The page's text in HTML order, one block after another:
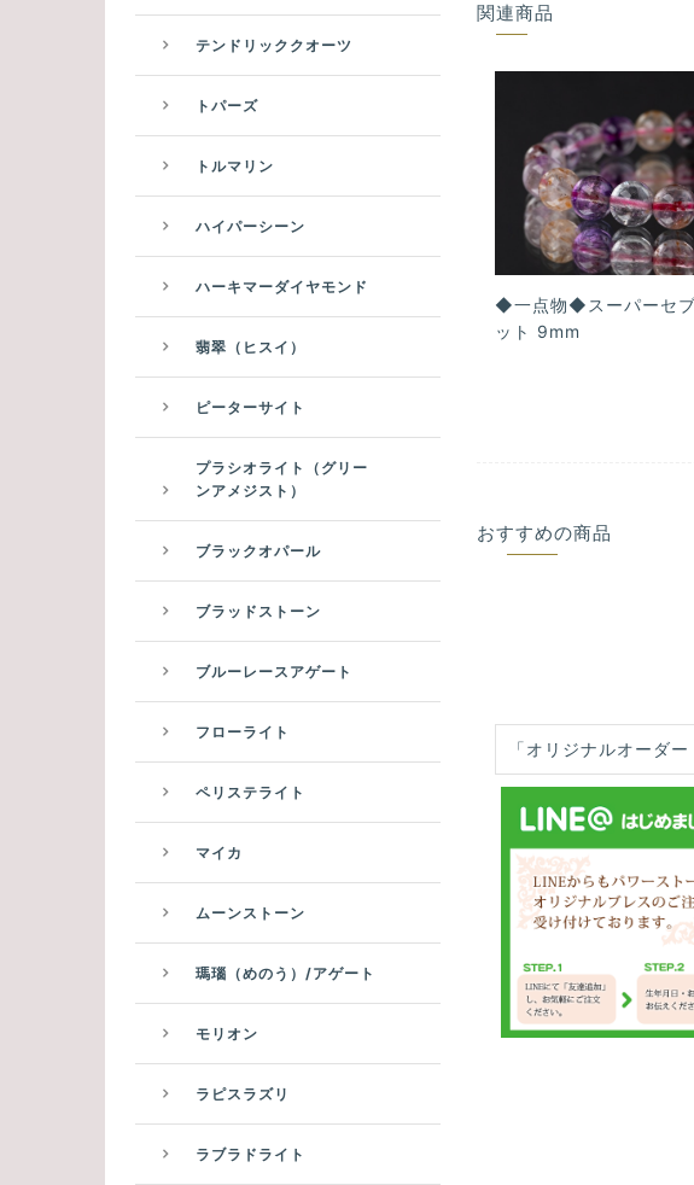
関連商品
◆一点物◆スーパーセ
ット 9mm
おすすめの商品
「オリジナルオーダ
テンドリッククオーツ
トパーズ
トルマリン
ハイパーシーン
ハーキマーダイヤモンド
翡翠（ヒスイ）
ピーターサイト
プラシオライト（グリー
ンアメジスト）
ブラックオパール
ブラッドストーン
ブルーレースアゲート
フローライト
ペリステライト
マイカ
ムーンストーン
瑪瑙（めのう）/アゲート
モリオン
ラピスラズリ
ラブラドライト